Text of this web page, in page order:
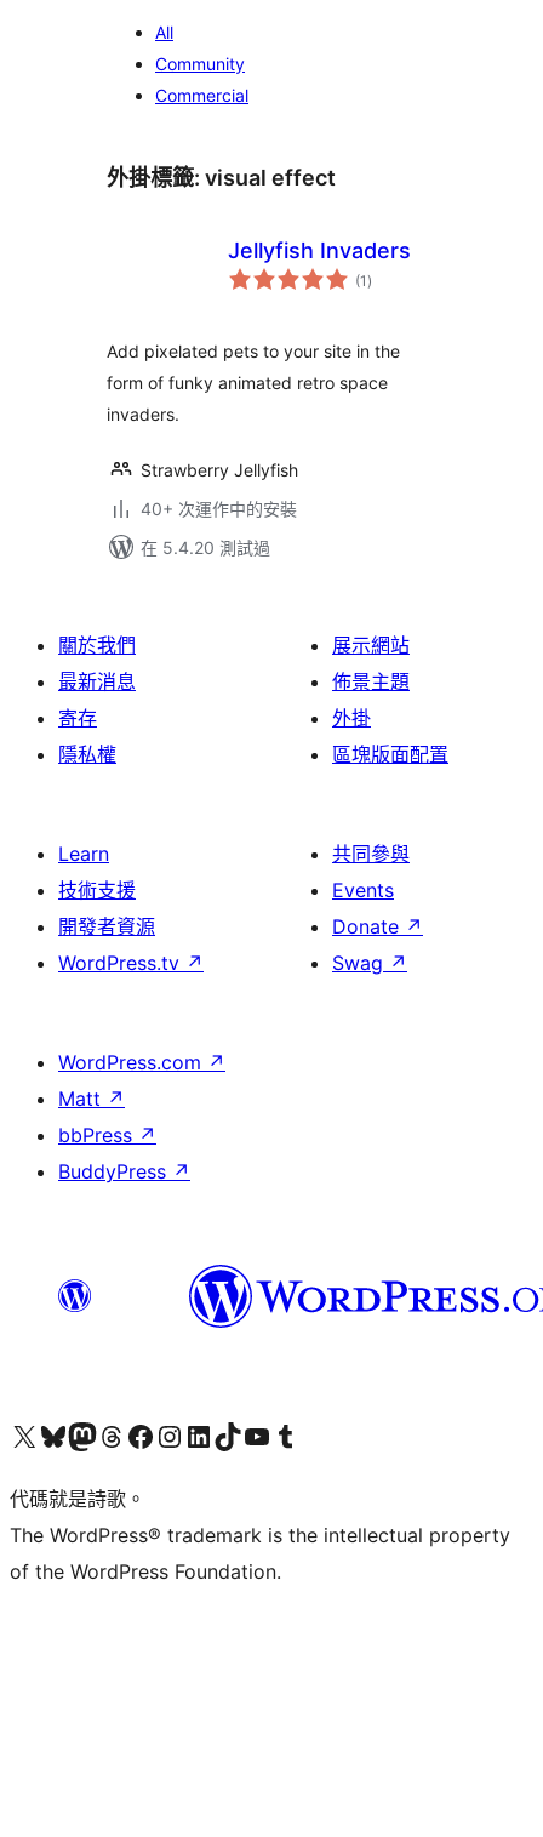
All
Community
Commercial
外掛標籤: visual effect
Jellyfish Invaders
(1 總
評)
Add pixelated pets to your site in the
form of funky animated retro space
invaders.
Strawberry Jellyfish
40+ 次運作中的安裝
在 5.4.20 測試過
關於我們
最新消息
寄存
隱私權
展示網站
佈景主題
外掛
區塊版面配置
Learn
技術支援
開發者資源
WordPress.tv ↗
共同參與
Events
Donate ↗
Swag ↗
WordPress.com ↗
Matt ↗
bbPress ↗
BuddyPress ↗
Visit our X (formerly Twitter) account
Visit our Bluesky account
Visit our Mastodon account
Visit our Threads account
訪問我們的 Facebook 專頁Visit our Instagram account
Visit our LinkedIn account
Visit our TikTok account
Visit our YouTube channel
Visit our Tumblr account
代碼就是詩歌。
The WordPress® trademark is the intellectual property
of the WordPress Foundation.